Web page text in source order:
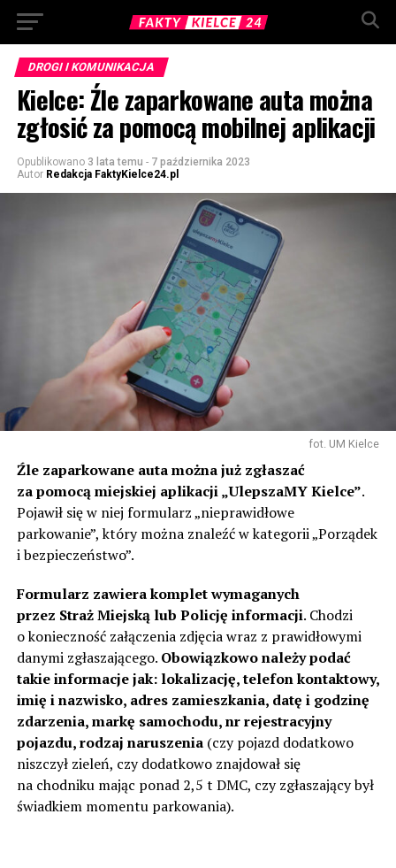
DROGI I KOMUNIKACJA
Kielce: Źle zaparkowane auta można
zgłosić za pomocą mobilnej aplikacji
Opublikowano 3 lata temu - 7 października 2023
Autor Redakcja FaktyKielce24.pl
fot. UM Kielce
Źle zaparkowane auta można już zgłaszać
za pomocą miejskiej aplikacji „UlepszaMY Kielce”.
Pojawił się w niej formularz „nieprawidłowe
parkowanie”, który można znaleźć w kategorii „Porządek
i bezpieczeństwo”.
Formularz zawiera komplet wymaganych
przez Straż Miejską lub Policję informacji. Chodzi
o konieczność załączenia zdjęcia wraz z prawidłowymi
danymi zgłaszającego. Obowiązkowo należy podać
takie informacje jak: lokalizację, telefon kontaktowy,
imię i nazwisko, adres zamieszkania, datę i godzinę
zdarzenia, markę samochodu, nr rejestracyjny
pojazdu, rodzaj naruszenia(czy pojazd dodatkowo
niszczył zieleń, czy dodatkowo znajdował się
na chodniku mając ponad 2,5 t DMC, czy zgłaszający był
świadkiem momentu parkowania).